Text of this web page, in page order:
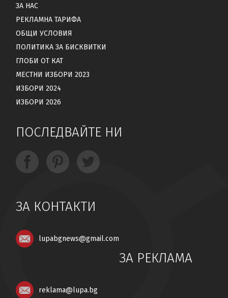
ЗА НАС
РЕКЛАМНА ТАРИФА
ОБЩИ УСЛОВИЯ
ПОЛИТИКА ЗА БИСКВИТКИ
ГЛОБИ ОТ КАТ
МЕСТНИ ИЗБОРИ 2023
ИЗБОРИ 2024
ИЗБОРИ 2026
ПОСЛЕДВАЙТЕ НИ
ЗА КОНТАКТИ
lupabgnews@gmail.com
ЗА РЕКЛАМА
reklama@lupa.bg